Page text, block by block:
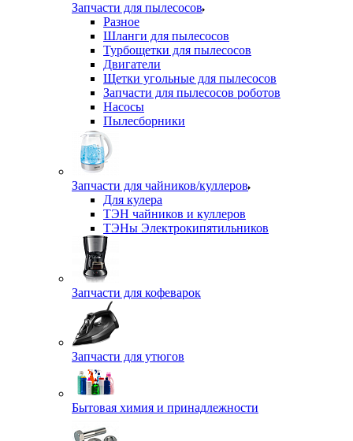
Запчасти для пылесосов
Разное
Шланги для пылесосов
Турбощетки для пылесосов
Двигатели
Щетки угольные для пылесосов
Запчасти для пылесосов роботов
Насосы
Пылесборники
Запчасти для чайников/куллеров
Для кулера
ТЭН чайников и куллеров
ТЭНы Электрокипятильников
Запчасти для кофеварок
Запчасти для утюгов
Бытовая химия и принадлежности